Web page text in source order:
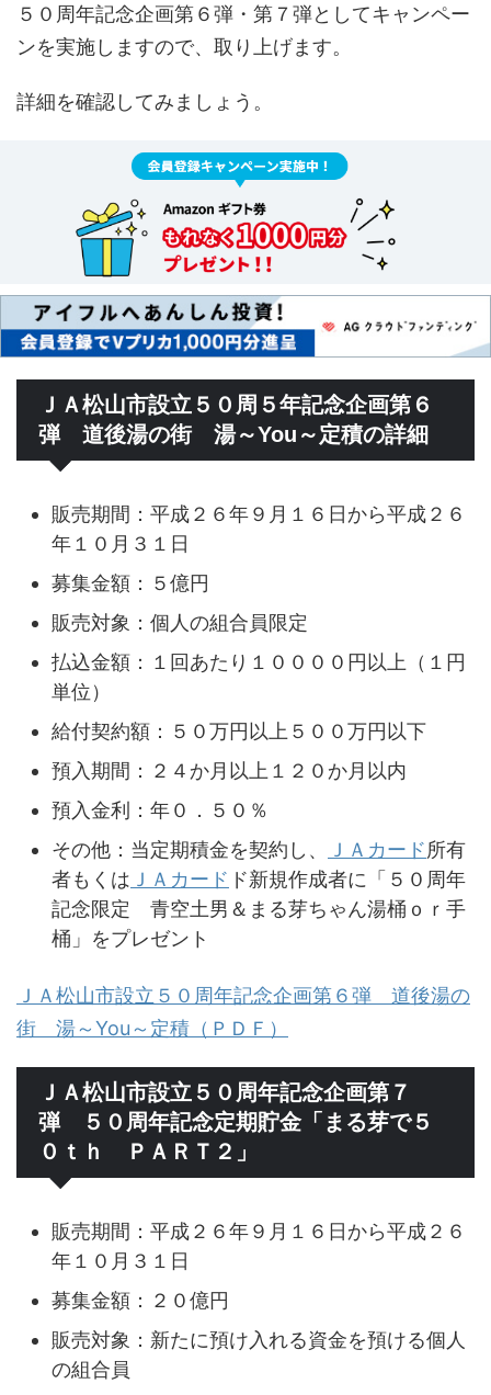
５０周年記念企画第６弾・第７弾としてキャンペー
ンを実施しますので、取り上げます。
詳細を確認してみましょう。
ＪＡ松山市設立５０周５年記念企画第６
弾 道後湯の街 湯～You～定積の詳細
販売期間：平成２６年９月１６日から平成２６
年１０月３１日
募集金額：５億円
販売対象：個人の組合員限定
払込金額：１回あたり１００００円以上（１円
単位）
給付契約額：５０万円以上５００万円以下
預入期間：２４か月以上１２０か月以内
預入金利：年０．５０％
その他：当定期積金を契約し、
ＪＡカード所有
者もくは ＪＡカード ド新規作成者に「５０周年
記念限定 青空土男＆まる芽ちゃん湯桶ｏｒ手
桶」をプレゼント
ＪＡ松山市設立５０周年記念企画第６弾 道後湯の
街 湯～You～定積（ＰＤＦ）
ＪＡ松山市設立５０周年記念企画第７
弾 ５０周年記念定期貯金「まる芽で５
０ｔｈ ＰＡＲＴ２」
販売期間：平成２６年９月１６日から平成２６
年１０月３１日
募集金額：２０億円
販売対象：新たに預け入れる資金を預ける個人
の組合員